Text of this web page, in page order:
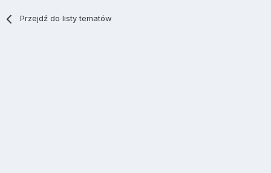
Przejdź do listy tematów